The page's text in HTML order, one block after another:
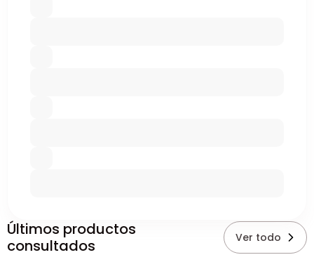
Últimos productos
consultados
Ver todo